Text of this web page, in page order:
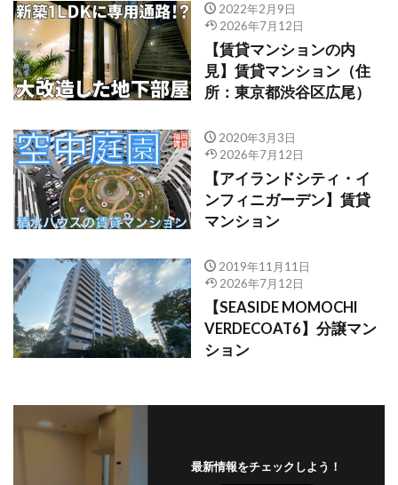
2022年2月9日
2026年7月12日
【賃貸マンションの内
見】賃貸マンション（住
所：東京都渋谷区広尾）
2020年3月3日
2026年7月12日
【アイランドシティ・イ
ンフィニガーデン】賃貸
マンション
2019年11月11日
2026年7月12日
【SEASIDE MOMOCHI
VERDECOAT6】分譲マン
ション
最新情報をチェックしよう！